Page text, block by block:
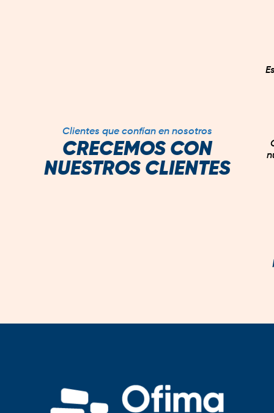
Clientes que confían en nosotros
CRECEMOS CON
NUESTROS CLIENTES